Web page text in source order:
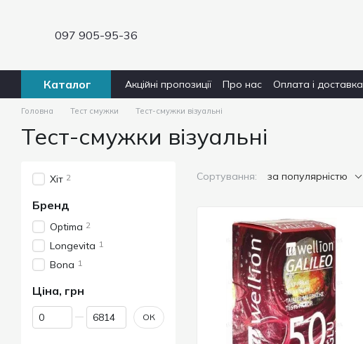
097 905-95-36
Каталог Акційні пропозиції Про нас Оплата і доставка
Головна Тест смужки Тест-смужки візуальні
Тест-смужки візуальні
Сортування: за популярністю
Хіт 2
Бренд
Optima 2
Longevita 1
Bona 1
Ціна, грн
Від Ціна, грн
До Ціна, грн ОК